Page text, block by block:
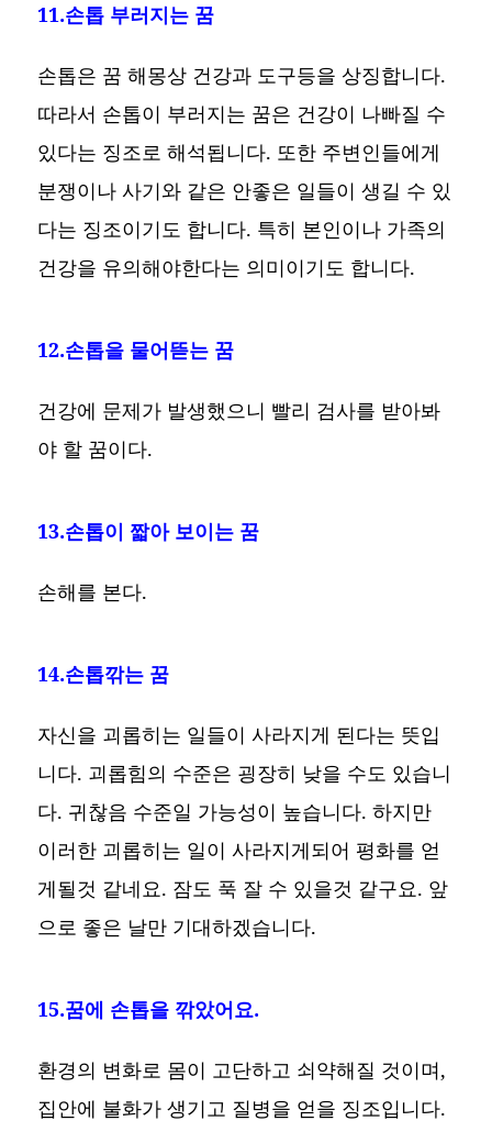
11.손톱 부러지는 꿈
손톱은 꿈 해몽상 건강과 도구등을 상징합니다.
따라서 손톱이 부러지는 꿈은 건강이 나빠질 수
있다는 징조로 해석됩니다. 또한 주변인들에게
분쟁이나 사기와 같은 안좋은 일들이 생길 수 있
다는 징조이기도 합니다. 특히 본인이나 가족의
건강을 유의해야한다는 의미이기도 합니다.
12.손톱을 물어뜯는 꿈
건강에 문제가 발생했으니 빨리 검사를 받아봐
야 할 꿈이다.
13.손톱이 짧아 보이는 꿈
손해를 본다.
14.손톱깎는 꿈
자신을 괴롭히는 일들이 사라지게 된다는 뜻입
니다. 괴롭힘의 수준은 굉장히 낮을 수도 있습니
다. 귀찮음 수준일 가능성이 높습니다. 하지만
이러한 괴롭히는 일이 사라지게되어 평화를 얻
게될것 같네요. 잠도 푹 잘 수 있을것 같구요. 앞
으로 좋은 날만 기대하겠습니다.
15.꿈에 손톱을 깎았어요.
환경의 변화로 몸이 고단하고 쇠약해질 것이며,
집안에 불화가 생기고 질병을 얻을 징조입니다.